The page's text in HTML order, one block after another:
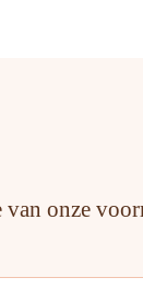
onze